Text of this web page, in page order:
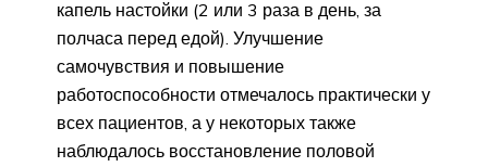
капель настойки (2 или 3 раза в день, за
полчаса перед едой). Улучшение
самочувствия и повышение
работоспособности отмечалось практически у
всех пациентов, а у некоторых также
наблюдалось восстановление половой